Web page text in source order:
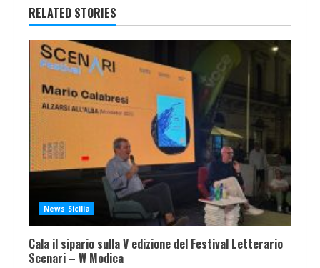
RELATED STORIES
News Sicilia
Cala il sipario sulla V edizione del Festival Letterario
Scenari – W Modica